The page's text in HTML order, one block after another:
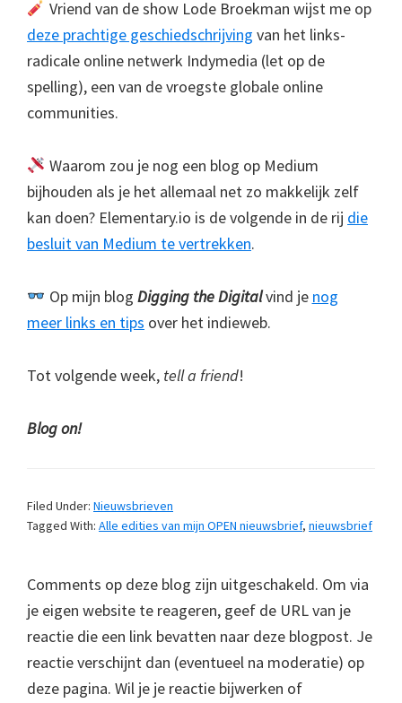
Vriend van de show Lode Broekman wijst me op
deze prachtige geschiedschrijving van het links-
radicale online netwerk Indymedia (let op de
spelling), een van de vroegste globale online
communities.
Waarom zou je nog een blog op Medium
bijhouden als je het allemaal net zo makkelijk zelf
kan doen? Elementary.io is de volgende in de rij die
besluit van Medium te vertrekken.
Op mijn blog Digging the Digitalvind je nog
meer links en tips over het indieweb.
Tot volgende week, tell a friend!
Blog on!
Filed Under: Nieuwsbrieven
Tagged With: Alle edities van mijn OPEN nieuwsbrief, nieuwsbrief
Comments op deze blog zijn uitgeschakeld. Om via
je eigen website te reageren, geef de URL van je
reactie die een link bevatten naar deze blogpost. Je
reactie verschijnt dan (eventueel na moderatie) op
deze pagina. Wil je je reactie bijwerken of